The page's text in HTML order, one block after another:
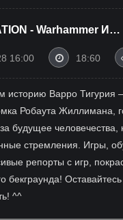
- Warhammer И
16:00 18:60
историю Варро Тигурия –
Робаута Жиллимана,
будущее человечества,
стремления. Игры,
репорты с игр,
бекграунда!
^^